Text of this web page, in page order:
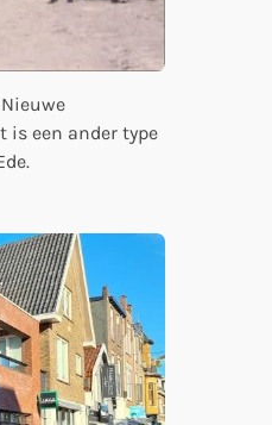
is een ander type